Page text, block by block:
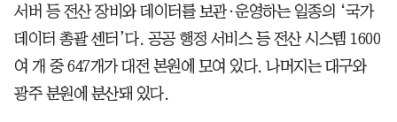
서버 등 전산 장비와 데이터를 보관·운영하는 일종의 ‘국가
데이터 총괄 센터’다. 공공 행정 서비스 등 전산 시스템 1600
여 개 중 647개가 대전 본원에 모여 있다. 나머지는 대구와
광주 분원에 분산돼 있다.